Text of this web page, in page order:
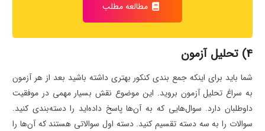
مطالعه مطلب
4) تحلیل آزمون
شما باید برای اینکه جمع بندی کنکور بهتری داشته باشید بعد از هر آزمون
به سراغ تحلیل آزمون بروید. این موضوع نقش بسیار مهمی در موفقیت
داوطلبان دارد. سوال‌هایی که به آن‌ها پاسخ داده‌اید را دسته‌بندی کنید.
سوالات را به سه دسته تقسیم کنید. دسته اول سوالاتی هستند که آن‌ها را